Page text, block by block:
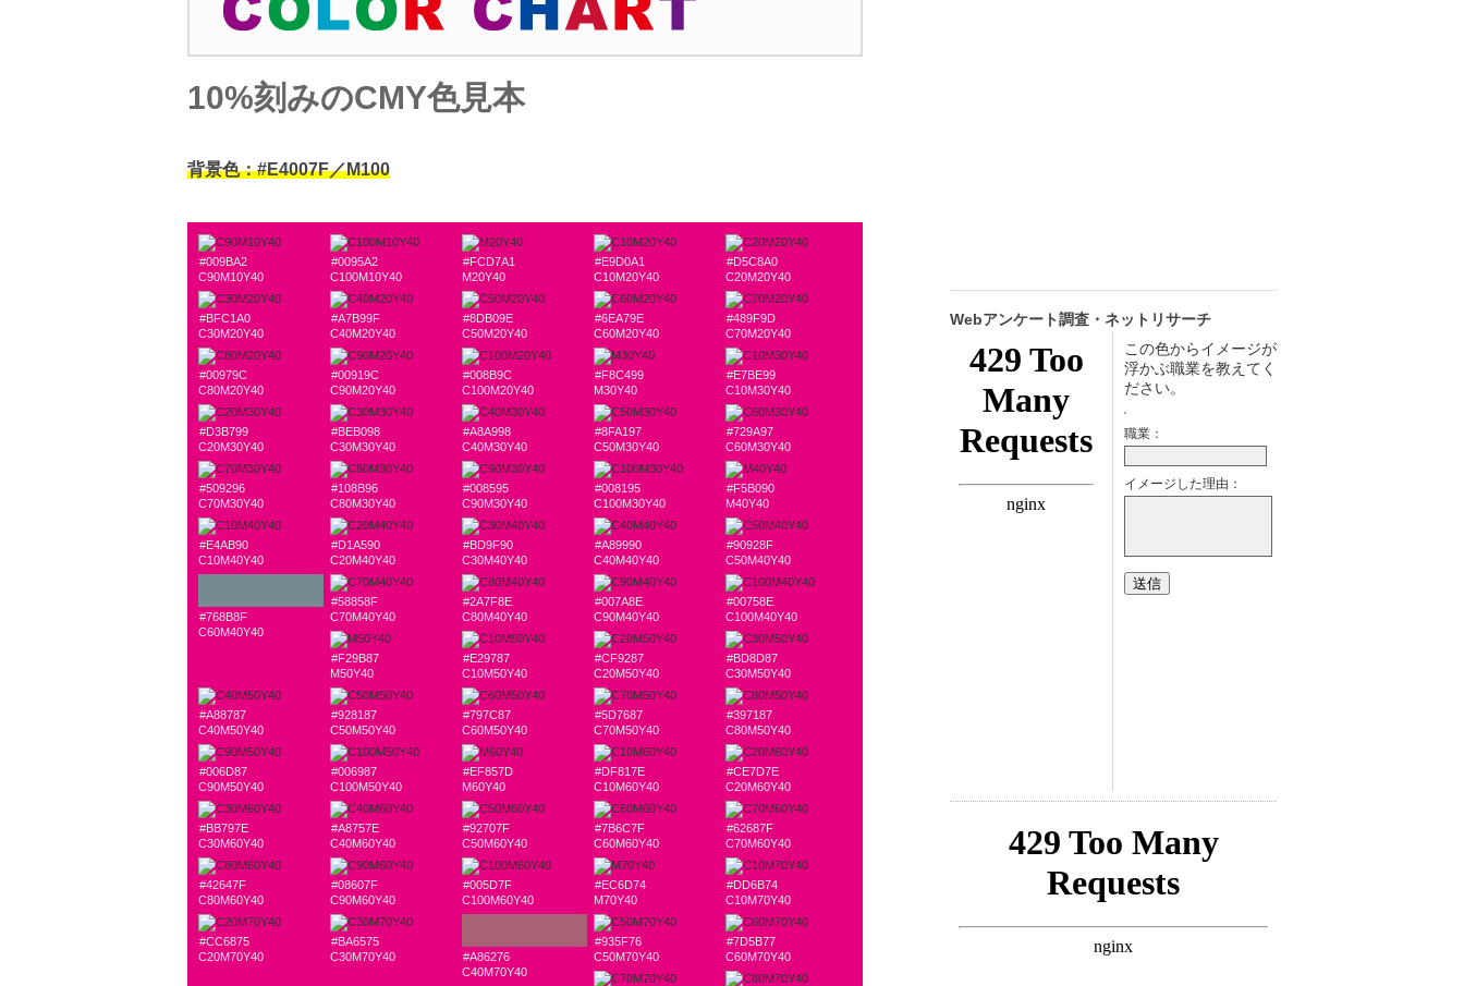
10%刻みのCMY色見本
背景色：#E4007F／M100
#009BA2
C90M10Y40
#0095A2
C100M10Y40
#FCD7A1
M20Y40
#E9D0A1
C10M20Y40
#D5C8A0
C20M20Y40
#BFC1A0
C30M20Y40
#A7B99F
C40M20Y40
#8DB09E
C50M20Y40
#6EA79E
C60M20Y40
#489F9D
C70M20Y40
#00979C
C80M20Y40
#00919C
C90M20Y40
#008B9C
C100M20Y40
#F8C499
M30Y40
#E7BE99
C10M30Y40
#D3B799
C20M30Y40
#BEB098
C30M30Y40
#A8A998
C40M30Y40
#8FA197
C50M30Y40
#729A97
C60M30Y40
#509296
C70M30Y40
#108B96
C80M30Y40
#008595
C90M30Y40
#008195
C100M30Y40
#F5B090
M40Y40
#E4AB90
C10M40Y40
#D1A590
C20M40Y40
#BD9F90
C30M40Y40
#A89990
C40M40Y40
#90928F
C50M40Y40
#768B8F
C60M40Y40
#58858F
C70M40Y40
#2A7F8E
C80M40Y40
#007A8E
C90M40Y40
#00758E
C100M40Y40
#F29B87
M50Y40
#E29787
C10M50Y40
#CF9287
C20M50Y40
#BD8D87
C30M50Y40
#A88787
C40M50Y40
#928187
C50M50Y40
#797C87
C60M50Y40
#5D7687
C70M50Y40
#397187
C80M50Y40
#006D87
C90M50Y40
#006987
C100M50Y40
#EF857D
M60Y40
#DF817E
C10M60Y40
#CE7D7E
C20M60Y40
#BB797E
C30M60Y40
#A8757E
C40M60Y40
#92707F
C50M60Y40
#7B6C7F
C60M60Y40
#62687F
C70M60Y40
#42647F
C80M60Y40
#08607F
C90M60Y40
#005D7F
C100M60Y40
#EC6D74
M70Y40
#DD6B74
C10M70Y40
#CC6875
C20M70Y40
#BA6575
C30M70Y40
#A86276
C40M70Y40
#935F76
C50M70Y40
#7D5B77
C60M70Y40
Webアンケート調査・ネットリサーチ